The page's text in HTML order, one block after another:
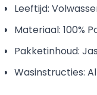
Leeftijd:
Materiaal: 100%
Pakketinhoud:
Wasinstructies: